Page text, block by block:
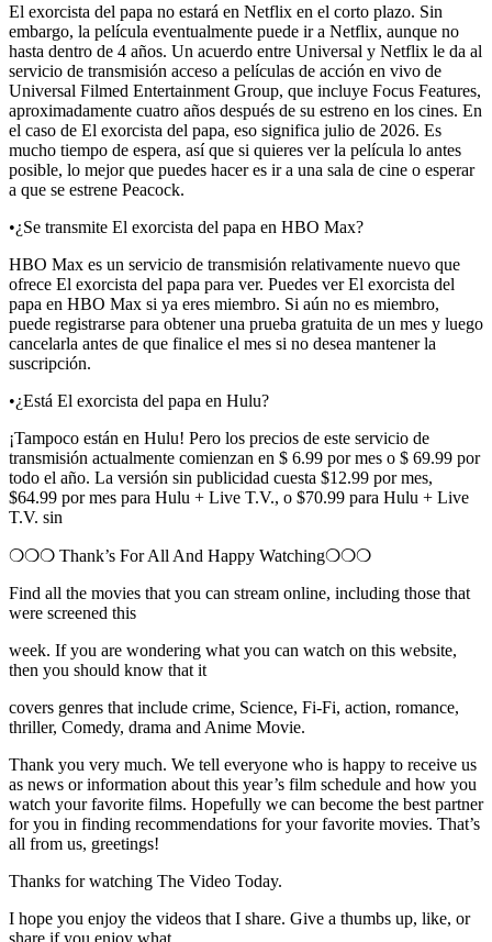
El exorcista del papa no estará en Netflix en el corto plazo. Sin
embargo, la película eventualmente puede ir a Netflix, aunque no
hasta dentro de 4 años. Un acuerdo entre Universal y Netflix le da al
servicio de transmisión acceso a películas de acción en vivo de
Universal Filmed Entertainment Group, que incluye Focus Features,
aproximadamente cuatro años después de su estreno en los cines. En
el caso de El exorcista del papa, eso significa julio de 2026. Es
mucho tiempo de espera, así que si quieres ver la película lo antes
posible, lo mejor que puedes hacer es ir a una sala de cine o esperar
a que se estrene Peacock.
•¿Se transmite El exorcista del papa en HBO Max?
HBO Max es un servicio de transmisión relativamente nuevo que
ofrece El exorcista del papa para ver. Puedes ver El exorcista del
papa en HBO Max si ya eres miembro. Si aún no es miembro,
puede registrarse para obtener una prueba gratuita de un mes y luego
cancelarla antes de que finalice el mes si no desea mantener la
suscripción.
•¿Está El exorcista del papa en Hulu?
¡Tampoco están en Hulu! Pero los precios de este servicio de
transmisión actualmente comienzan en $ 6.99 por mes o $ 69.99 por
todo el año. La versión sin publicidad cuesta $12.99 por mes,
$64.99 por mes para Hulu + Live T.V., o $70.99 para Hulu + Live
T.V. sin
❍❍❍ Thank’s For All And Happy Watching❍❍❍
Find all the movies that you can stream online, including those that
were screened this
week. If you are wondering what you can watch on this website,
then you should know that it
covers genres that include crime, Science, Fi-Fi, action, romance,
thriller, Comedy, drama and Anime Movie.
Thank you very much. We tell everyone who is happy to receive us
as news or information about this year’s film schedule and how you
watch your favorite films. Hopefully we can become the best partner
for you in finding recommendations for your favorite movies. That’s
all from us, greetings!
Thanks for watching The Video Today.
I hope you enjoy the videos that I share. Give a thumbs up, like, or
share if you enjoy what